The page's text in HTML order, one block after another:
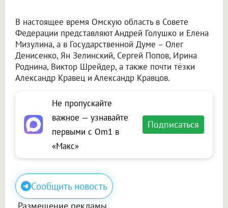
В настоящее время Омскую область в Совете
Федерации представляют Андрей Голушко и Елена
Мизулина, а в Государственной Думе – Олег
Денисенко, Ян Зелинский, Сергей Попов, Ирина
Роднина, Виктор Шрейдер, а также почти тёзки
Александр Кравец и Александр Кравцов.
Не пропускайте
важное — узнавайте
первыми с Om1 в
«Макс»
Подписаться
Сообщить новость